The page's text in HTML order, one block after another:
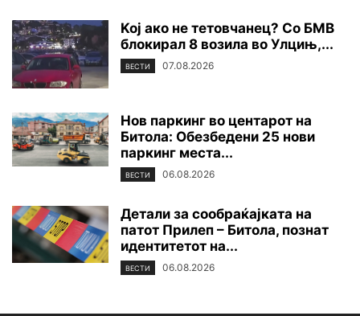
Koj ако не тетовчанец? Со БМВ
блокирал 8 возила во Улцињ,...
ВЕСТИ 07.08.2026
Нов паркинг во центарот на
Битола: Обезбедени 25 нови
паркинг места...
ВЕСТИ 06.08.2026
Детали за сообраќајката на
патот Прилеп – Битола, познат
идентитетот на...
ВЕСТИ 06.08.2026